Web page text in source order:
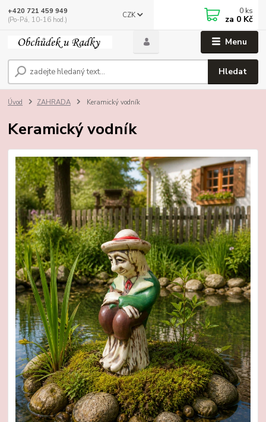
Menu
CZK
Hledat
+420 721 459 949
(Po-Pá, 10-16 hod.)
0 ks
za 0 Kč
Úvod ZAHRADA Keramický vodník
Keramický vodník